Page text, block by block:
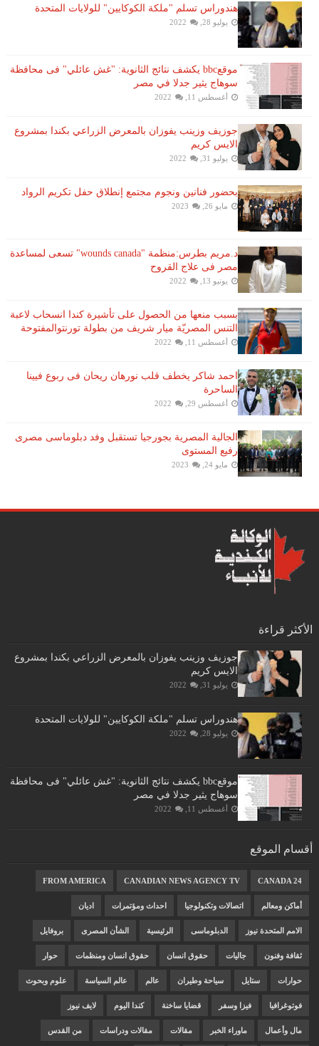
هندوراس تسلم "ملكة الكوكايين" للولايات المتحدة
يوليو 28, 2022
موقعbbc يكشف نتائج الثانوية: "غش عائلي" فى محافظة
سوهاج يثير جدلا في مصر
أغسطس 11, 2022
جوزيف وزينب يفوزان بالمعرض الزراعي بكندا بمشروع
الايس كريم
يوليو 31, 2022
بحضور فنانين ونجوم مجتمع إنطلاق حفل تكريم الرواد
مايو 26, 2023
د.مريم بطرس:منظمة "wounds canada" تسعى لمساعدة
مصر فى علاج القروح
يونيو 13, 2022
بسبب منعها من الحصول على تأشيرة كندا انسحاب لاعبة ​
التنس​ المصريّة ​ميار شريف​ من بطولة ​تورنتو​المفتوحة
أغسطس 11, 2022
احمد شاكر يخطف قلب نورهان ريحان فى ربوع فيينا
الساحرة
أغسطس 29, 2022
الجالية المصرية بجورجيا تستقبل وفد دبلوماسى مصرى
رفيع المستوى
مايو 24, 2023
الأكثر قراءة
جوزيف وزينب يفوزان بالمعرض الزراعي بكندا بمشروع
الايس كريم
يوليو 31, 2022
هندوراس تسلم "ملكة الكوكايين" للولايات المتحدة
يوليو 28, 2022
موقعbbc يكشف نتائج الثانوية: "غش عائلي" فى محافظة
سوهاج يثير جدلا في مصر
أغسطس 11, 2022
أقسام الموقع
CANADA 24
CANADIAN NEWS AGENCY TV
FROM AMERICA
أماكن ومعالم اتصالات وتكنولوجيا احداث ومؤتمرات اديان
الامم المتحدة نيوز الدبلوماسى الرئيسية الشأن المصرى بروفايل
ثقافة وفنون جاليات حقوق انسان حقوق انسان ومنظمات حوار
حوارات ستايل سياحة وطيران عالم عالم السياسة علوم وبحوث
فوتوغرافيا فيزا وسفر قضايا ساخنة كندا اليوم لايف نيوز
مال وأعمال ماوراء الخبر مقالات مقالات ودراسات من القدس